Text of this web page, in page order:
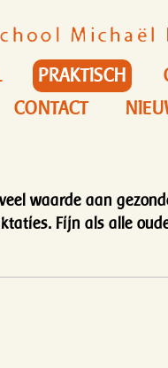
PRAKTISCH
CONTACT
waarde aan
Fijn als alle